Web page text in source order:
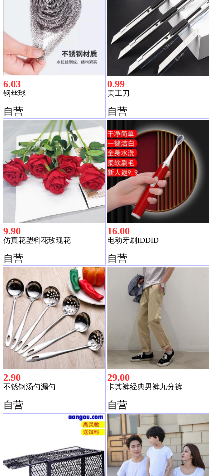
6.03
钢丝球
自营
0.99
美工刀
自营
9.90
仿真花塑料花玫瑰花
自营
16.00
电动牙刷IDDID
自营
2.90
不锈钢汤勺漏勺
自营
29.00
卡其裤经典男裤九分裤
自营